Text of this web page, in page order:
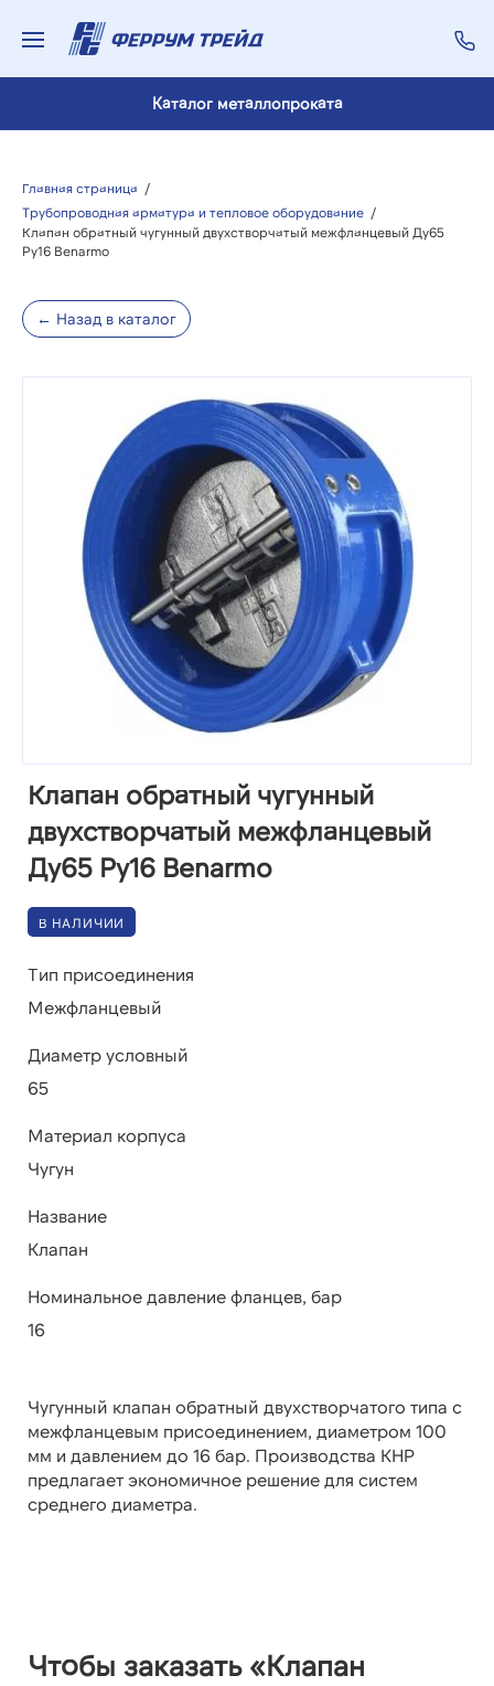
Каталог металлопроката
Главная страница /
Трубопроводная арматура и тепловое оборудование /
Клапан обратный чугунный двухстворчатый межфланцевый Ду65
Ру16 Benarmo
← Назад в каталог
Клапан обратный чугунный
двухстворчатый межфланцевый
Ду65 Ру16 Benarmo
В НАЛИЧИИ
Тип присоединения
Межфланцевый
Диаметр условный
65
Материал корпуса
Чугун
Название
Клапан
Номинальное давление фланцев, бар
16
Чугунный клапан обратный двухстворчатого типа с
межфланцевым присоединением, диаметром 100
мм и давлением до 16 бар. Производства КНР
предлагает экономичное решение для систем
среднего диаметра.
Чтобы заказать «Клапан